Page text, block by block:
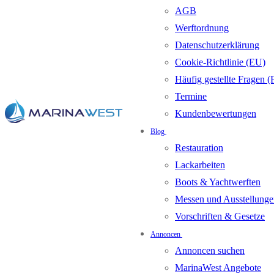
AGB
Werftordnung
Datenschutzerklärung
Cookie-Richtlinie (EU)
Häufig gestellte Fragen
Termine
Kundenbewertungen
Blog
Restauration
Lackarbeiten
Boots & Yachtwerften
Messen und
Vorschriften & Gesetze
Annoncen
Annoncen suchen
MarinaWest Angebote